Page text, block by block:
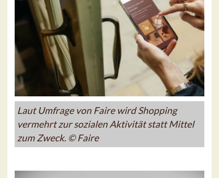
Laut Umfrage von Faire wird Shopping
vermehrt zur sozialen Aktivität statt Mittel
zum Zweck. © Faire